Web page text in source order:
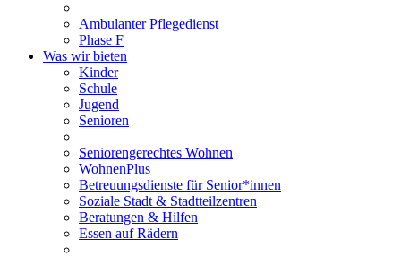
Ambulanter Pflegedienst
Phase F
Was wir bieten
Kinder
Schule
Jugend
Senioren
Seniorengerechtes Wohnen
WohnenPlus
Betreuungsdienste für Senior*innen
Soziale Stadt & Stadtteilzentren
Beratungen & Hilfen
Essen auf Rädern